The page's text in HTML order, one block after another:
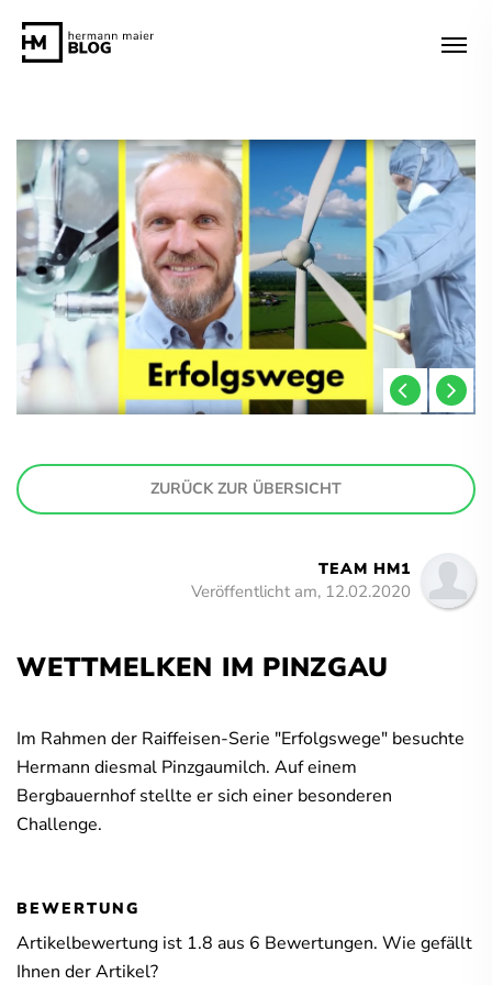
ZURÜCK ZUR ÜBERSICHT
TEAM HM1
Veröffentlicht am, 12.02.2020
WETTMELKEN IM PINZGAU
Im Rahmen der Raiffeisen-Serie "Erfolgswege" besuchte
Hermann diesmal Pinzgaumilch. Auf einem
Bergbauernhof stellte er sich einer besonderen
Challenge.
BEWERTUNG
Artikelbewertung ist 1.8 aus 6 Bewertungen. Wie gefällt
Ihnen der Artikel?